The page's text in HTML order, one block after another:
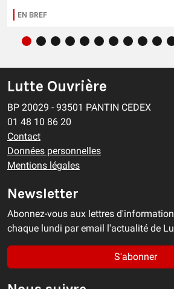
EN BREF
Lutte Ouvrière
BP 20029 - 93501 PANTIN CEDEX
01 48 10 86 20
Contact
Données personnelles
Mentions légales
Newsletter
Abonnez-vous aux lettres
chaque lundi par email l'actualité de
S'abonner